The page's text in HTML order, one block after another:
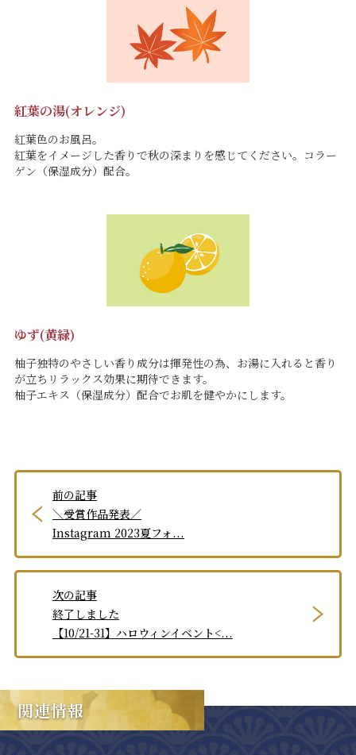
紅葉の湯(オレンジ)
紅葉色のお風呂。
紅葉をイメージした香りで秋の深まりを感じてください。コラー
ゲン（保湿成分）配合。
ゆず(黄緑)
柚子独特のやさしい香り成分は揮発性の為、お湯に入れると香り
が立ちリラックス効果に期待できます。
柚子エキス（保湿成分）配合でお肌を健やかにします。
前の記事
＼受賞作品発表／
Instagram 2023夏フォ...
次の記事
終了しました
【10/21-31】ハロウィンイベント<...
関連情報